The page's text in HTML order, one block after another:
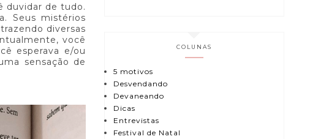
duvidar de tudo.
Seus mistérios
diversas
você
esperava e/ou
sensação de
COLUNAS
5 motivos
Desvendando
Devaneando
Dicas
Entrevistas
Festival de Natal